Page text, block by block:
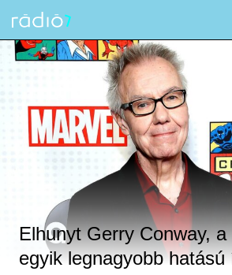
content
Elhunyt Gerry Conway,
egyik legnagyobb hatású